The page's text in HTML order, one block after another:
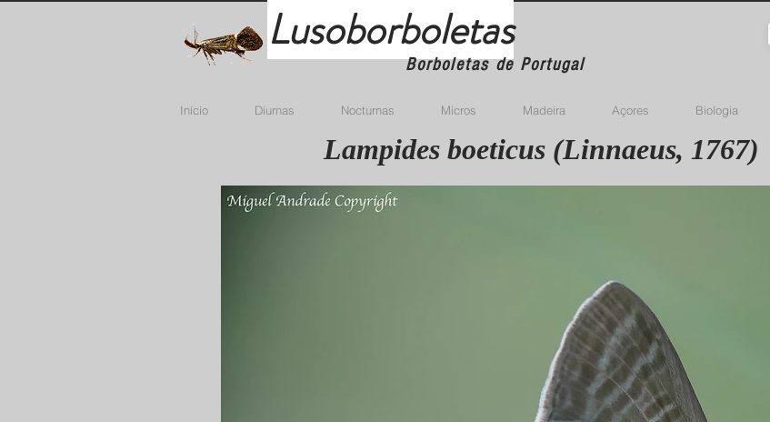
Lusoborboletas
Borboletas de Portugal
Início Diurnas Nocturnas Micros Madeira Açores Biologia
Lampides boeticus (Linnaeus, 1767)